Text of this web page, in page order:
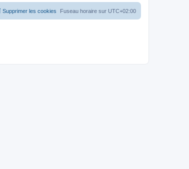
Fuseau horaire sur UTC+02:00
Supprimer les cookies